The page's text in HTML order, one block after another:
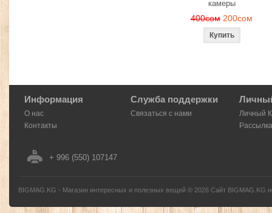
камеры
400сом 200сом
Информация
О нас
Контакты
Служба поддержки
Связаться с нами
Личный
Рассылка
+ 996 (550) 107147
BIGMAG.KG - Магазин интересных и полезных вещей © 2026 Сайт BIGMAG.KG